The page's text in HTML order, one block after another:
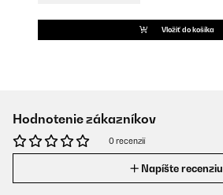
Vložiť do košíka
Hodnotenie zákazníkov
0 recenzií
Napíšte recenziu